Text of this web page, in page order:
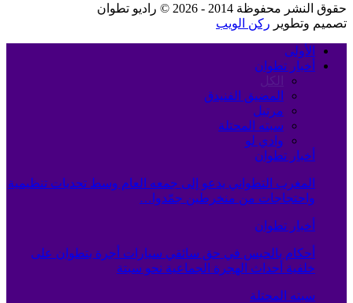
حقوق النشر محفوظة 2014 - 2026 © راديو تطوان
تصميم وتطوير ركن الويب
الأولى
أخبار تطوان
الكل
المضيق الفنيدق
مرتيل
سبته المحتلة
وادي لو
أخبار تطوان
المغرب التطواني يدعو إلى جمعه العام وسط تحديات تنظيمية
واحتجاجات من منخرطين جمّدوا…
أخبار تطوان
أحكام بالحبس في حق سائقي سيارات أجرة بتطوان على
خلفية أحداث الهجرة الجماعية نحو سبتة
سبته المحتلة